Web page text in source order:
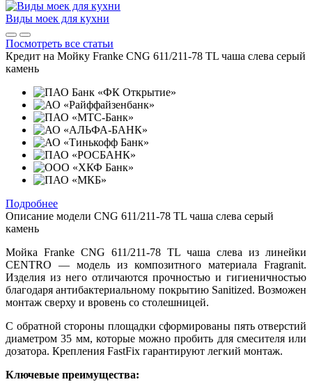
Виды моек для кухни
Посмотреть все статьи
Кредит на Мойку Franke CNG 611/211-78 TL чаша слева серый
камень
Подробнее
Описание модели CNG 611/211-78 TL чаша слева серый
камень
Мойка Franke CNG 611/211-78 TL чаша слева из линейки
CENTRO — модель из композитного материала Fragranit.
Изделия из него отличаются прочностью и гигиеничностью
благодаря антибактериальному покрытию Sanitized. Возможен
монтаж сверху и вровень со столешницей.
С обратной стороны площадки сформированы пять отверстий
диаметром 35 мм, которые можно пробить для смесителя или
дозатора. Крепления FastFix гарантируют легкий монтаж.
Ключевые преимущества: